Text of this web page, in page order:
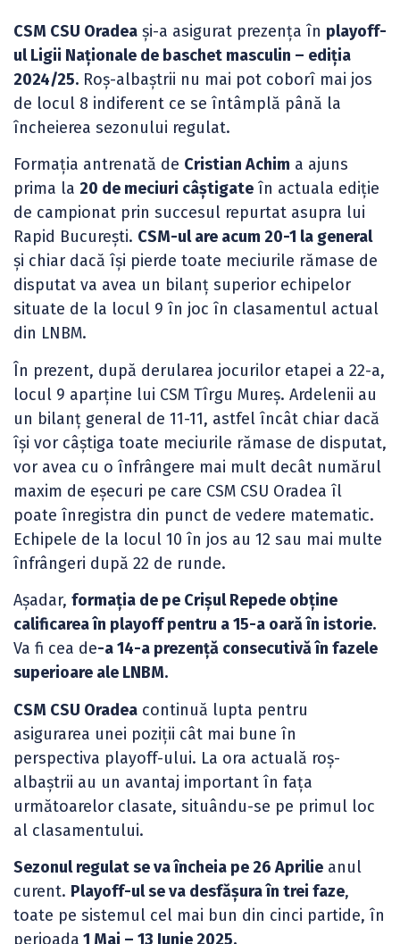
CSM CSU Oradea și-a asigurat prezența în playoff-
ul Ligii Naționale de baschet masculin – ediția
2024/25. Roș-albaștrii nu mai pot coborî mai jos
de locul 8 indiferent ce se întâmplă până la
încheierea sezonului regulat.
Formația antrenată de Cristian Achim a ajuns
prima la 20 de meciuri câștigate în actuala ediție
de campionat prin succesul repurtat asupra lui
Rapid București. CSM-ul are acum 20-1 la general
și chiar dacă își pierde toate meciurile rămase de
disputat va avea un bilanț superior echipelor
situate de la locul 9 în joc în clasamentul actual
din LNBM.
În prezent, după derularea jocurilor etapei a 22-a,
locul 9 aparține lui CSM Tîrgu Mureș. Ardelenii au
un bilanț general de 11-11, astfel încât chiar dacă
își vor câștiga toate meciurile rămase de disputat,
vor avea cu o înfrângere mai mult decât numărul
maxim de eșecuri pe care CSM CSU Oradea îl
poate înregistra din punct de vedere matematic.
Echipele de la locul 10 în jos au 12 sau mai multe
înfrângeri după 22 de runde.
Așadar, formația de pe Crișul Repede obține
calificarea în playoff pentru a 15-a oară în istorie.
Va fi cea de-a 14-a prezență consecutivă în fazele
superioare ale LNBM.
CSM CSU Oradea continuă lupta pentru
asigurarea unei poziții cât mai bune în
perspectiva playoff-ului. La ora actuală roș-
albaștrii au un avantaj important în fața
următoarelor clasate, situându-se pe primul loc
al clasamentului.
Sezonul regulat se va încheia pe 26 Aprilie anul
curent. Playoff-ul se va desfășura în trei faze,
toate pe sistemul cel mai bun din cinci partide, în
perioada 1 Mai – 13 Iunie 2025.